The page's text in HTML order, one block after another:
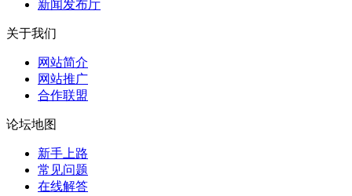
新闻发布厅
关于我们
网站简介
网站推广
合作联盟
论坛地图
新手上路
常见问题
在线解答